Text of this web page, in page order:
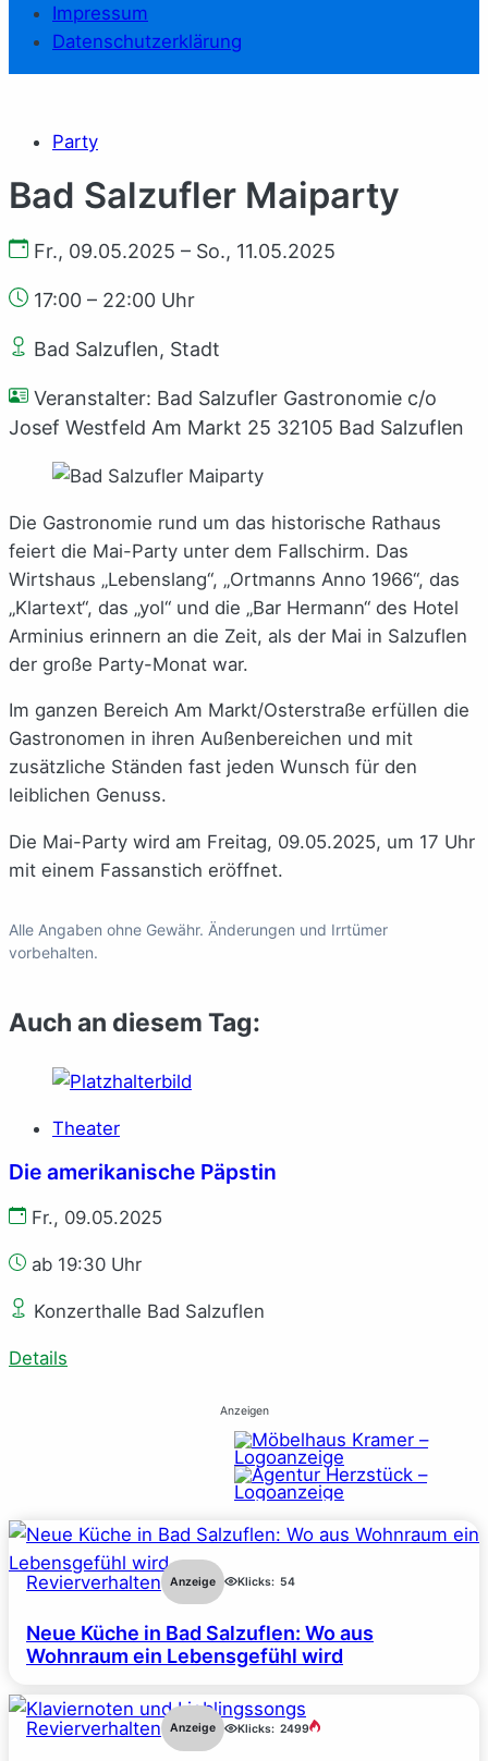
Impressum
Datenschutzerklärung
Party
Bad Salzufler Maiparty
Fr., 09.05.2025 – So., 11.05.2025
17:00 – 22:00 Uhr
Bad Salzuflen, Stadt
Veranstalter: Bad Salzufler Gastronomie c/o
Josef Westfeld Am Markt 25 32105 Bad Salzuflen
Die Gastronomie rund um das historische Rathaus
feiert die Mai-Party unter dem Fallschirm. Das
Wirtshaus „Lebenslang“, „Ortmanns Anno 1966“, das
„Klartext“, das „yol“ und die „Bar Hermann“ des Hotel
Arminius erinnern an die Zeit, als der Mai in Salzuflen
der große Party-Monat war.
Im ganzen Bereich Am Markt/Osterstraße erfüllen die
Gastronomen in ihren Außenbereichen und mit
zusätzliche Ständen fast jeden Wunsch für den
leiblichen Genuss.
Die Mai-Party wird am Freitag, 09.05.2025, um 17 Uhr
mit einem Fassanstich eröffnet.
Alle Angaben ohne Gewähr. Änderungen und Irrtümer
vorbehalten.
Auch an diesem Tag:
Theater
Die amerikanische Päpstin
Fr., 09.05.2025
ab 19:30 Uhr
Konzerthalle Bad Salzuflen
Details
Anzeigen
Revierverhalten Anzeige Klicks: 54
Neue Küche in Bad Salzuflen: Wo aus
Wohnraum ein Lebensgefühl wird
Revierverhalten Anzeige Klicks: 2499